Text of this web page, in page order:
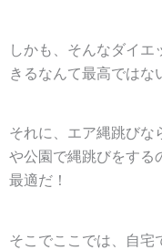
しかも、そんなダイ
きるなんて最高ではな
それに、エア縄跳びな
や公園で縄跳びをする
最適だ！
そこでここでは、自宅